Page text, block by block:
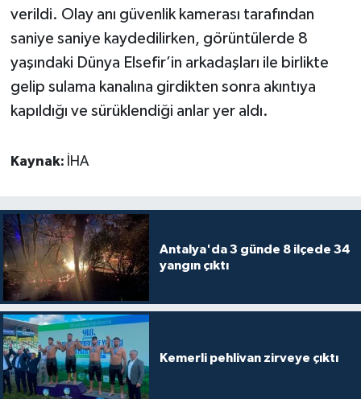
verildi. Olay anı güvenlik kamerası tarafından
saniye saniye kaydedilirken, görüntülerde 8
yaşındaki Dünya Elsefir’in arkadaşları ile birlikte
gelip sulama kanalına girdikten sonra akıntıya
kapıldığı ve sürüklendiği anlar yer aldı.
Kaynak: İHA
Antalya'da 3 günde 8 ilçede 34
yangın çıktı
Kemerli pehlivan zirveye çıktı